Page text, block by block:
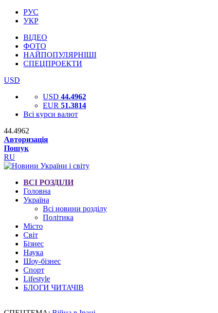
РУС
УКР
ВІДЕО
ФОТО
НАЙПОПУЛЯРНІШІ
СПЕЦПРОЕКТИ
USD
USD 44.4962
EUR 51.3814
Всі курси валют
44.4962
Авторизація
Пошук
RU
ВСІ РОЗДІЛИ
Головна
Україна
Всі новини розділу
Політика
Місто
Світ
Бізнес
Наука
Шоу-бізнес
Спорт
Lifestyle
БЛОГИ ЧИТАЧІВ